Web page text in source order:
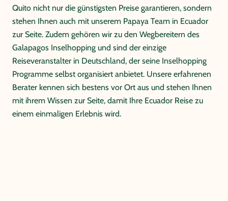
Quito nicht nur die günstigsten Preise garantieren, sondern
stehen Ihnen auch mit unserem Papaya Team in Ecuador
zur Seite. Zudem gehören wir zu den Wegbereitern des
Galapagos Inselhopping und sind der einzige
Reiseveranstalter in Deutschland, der seine Inselhopping
Programme selbst organisiert anbietet. Unsere erfahrenen
Berater kennen sich bestens vor Ort aus und stehen Ihnen
mit ihrem Wissen zur Seite, damit Ihre Ecuador Reise zu
einem einmaligen Erlebnis wird.